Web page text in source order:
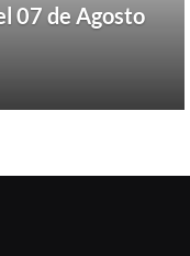
07 de Agosto